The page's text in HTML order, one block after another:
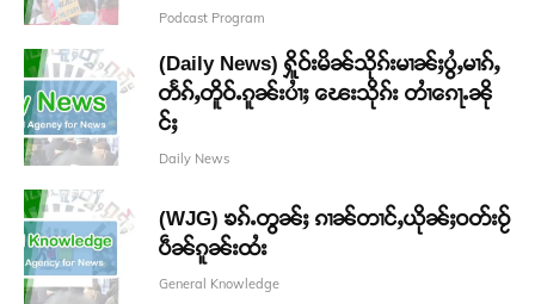
Podcast Program
(Daily News) ႁိူဝ်းမိၼ်သိုၵ်းမၢၼ်ႈပွႆႇမၢၵ်ႇ
တႅၵ်ႇတိူဝ်ႉၵူၼ်းပၢႆႈ ၽေးသိုၵ်း တၢႆၵေႃႉၼို
င်ႈ
Daily News
(WJG) ၶၵ်ႉတွၼ်ႈ ၵၢၼ်တၢင်ႇယိုၼ်ႈဝတ်းဝႂ်
ပဵၼ်ၵူၼ်းထႆး
General Knowledge